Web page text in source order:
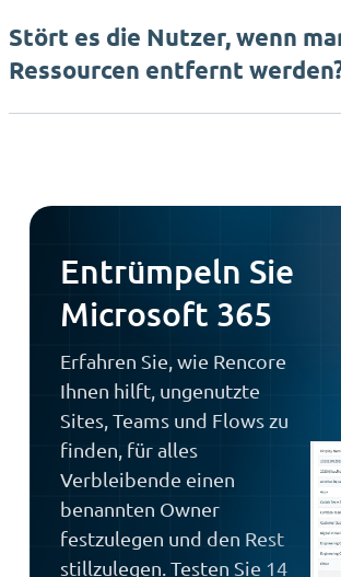
Stört es die Nutzer, wenn
Ressourcen entfernt
Entrümpeln Sie
Microsoft 365
Erfahren Sie, wie Rencore
Ihnen hilft, ungenutzte
Sites, Teams und Flows zu
finden, für alles
Verbleibende einen
benannten Owner
festzulegen und den Rest
stillzulegen. Testen Sie 14